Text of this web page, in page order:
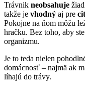
Trávnik neobsahuje
takže je vhodný aj pre
Pokojne na ňom môžu
hračku. Bez toho, aby
organizmu.
Je to teda nielen
domácnosť – najmä ak
líhajú do trávy.